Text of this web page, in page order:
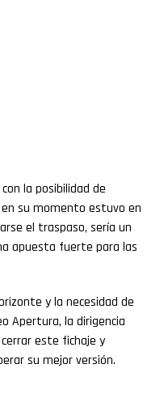
la posibilidad de
su momento estuvo en
el traspaso, sería un
apuesta fuerte para las
y la necesidad de
Apertura, la dirigencia
este fichaje y
su mejor versión.